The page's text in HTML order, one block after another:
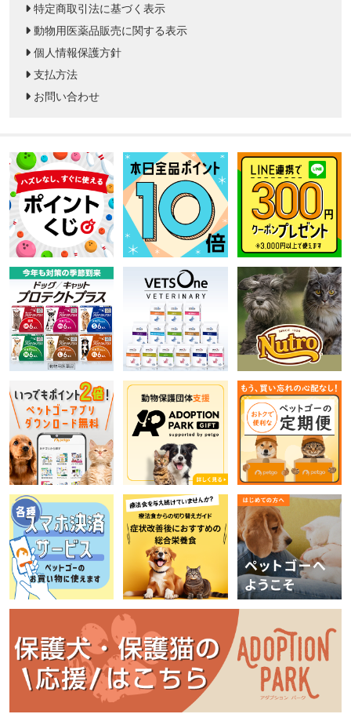
特定商取引法に基づく表示
動物用医薬品販売に関する表示
個人情報保護方針
支払方法
お問い合わせ